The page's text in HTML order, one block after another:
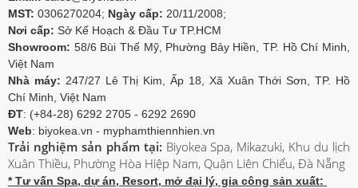
MST: 0306270204; Ngày cấp: 20/11/2008;
Nơi cấp: Sở Kế Hoạch & Đầu Tư TP.HCM
Showroom: 58/6 Bùi Thế Mỹ, Phường Bảy Hiền, TP. Hồ Chí Minh,
Việt Nam
Nhà máy: 247/27 Lê Thị Kim, Ấp 18, Xã Xuân Thới Sơn, TP. Hồ
Chí Minh, Việt Nam
ĐT: (+84-28) 6292 2705 - 6292 2690
Web: biyokea.vn - myphamthiennhien.vn
Trải nghiệm sản phẩm tại: Biyokea Spa, Mikazuki, Khu du lịch
Xuân Thiều, Phường Hòa Hiệp Nam, Quận Liên Chiểu, Đà Nẵng
* Tư vấn Spa, dự án, Resort, mở đại lý, gia công sản xuất: